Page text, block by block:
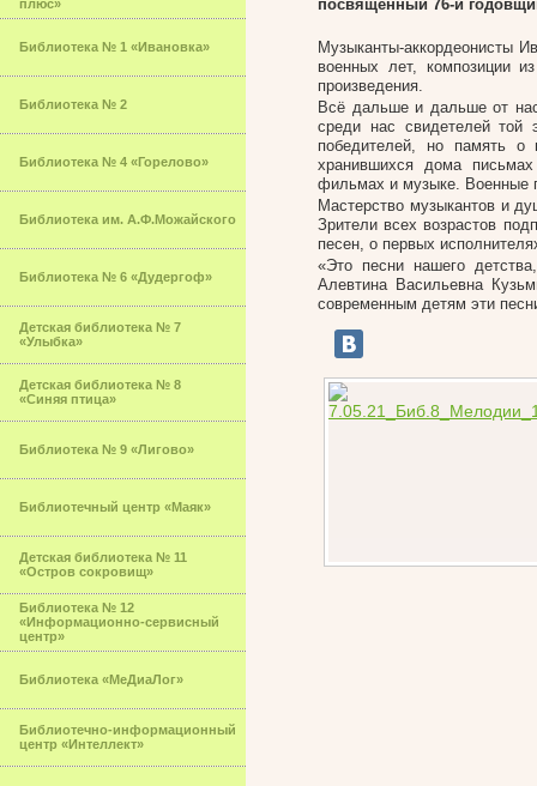
плюс»
Библиотека № 1 «Ивановка»
Библиотека № 2
Библиотека № 4 «Горелово»
Библиотека им. А.Ф.Можайского
Библиотека № 6 «Дудергоф»
Детская библиотека № 7
«Улыбка»
Детская библиотека № 8
«Синяя птица»
Библиотека № 9 «Лигово»
Библиотечный центр «Маяк»
Детская библиотека № 11
«Остров сокровищ»
Библиотека № 12
«Информационно-сервисный
центр»
Библиотека «МеДиаЛог»
Библиотечно-информационный
центр «Интеллект»
посвященный 76-й
Музыканты-аккордеонисты
военных лет, композиции
произведения.
Всё дальше и дальше от
среди нас свидетелей той
победителей, но память
хранившихся дома
фильмах и музыке. Военные
Мастерство музыкантов и
Зрители всех возрастов
песен, о первых
«Это песни нашего
Алевтина Васильевна
современным детям эти